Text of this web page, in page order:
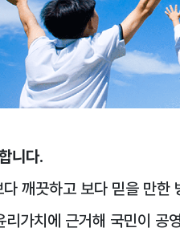
니다.
깨끗하고 보다 믿을 만한
가치에 근거해 국민이 공